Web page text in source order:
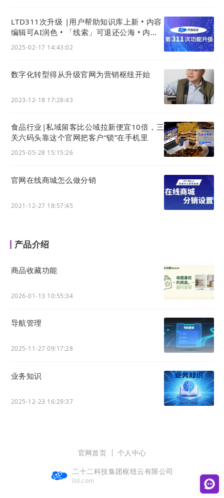
LTD311次升级 |用户帮助知识库上新 • 内容
编辑可AI润色 • 「线索」可退还公海 • 内容
摘要生成用AI
2025-02-17 14:43:02
数字化转型得从升级官网为营销枢纽开始
2023-12-18 17:28:43
食品行业|私域留客比公域拉新便宜10倍，三
关六码头靠这个官网把客户“锁”在手机里
2025-05-28 15:15:26
官网在线商城怎么做分销
2021-12-27 18:57:45
产品介绍
商品收藏功能
2026-01-13 10:55:34
导航管理
2025-11-27 09:17:28
业务知识
2025-12-23 16:29:37
官网首页
个人中心
二十二科技集团枢纽云有限公司
ltd.com